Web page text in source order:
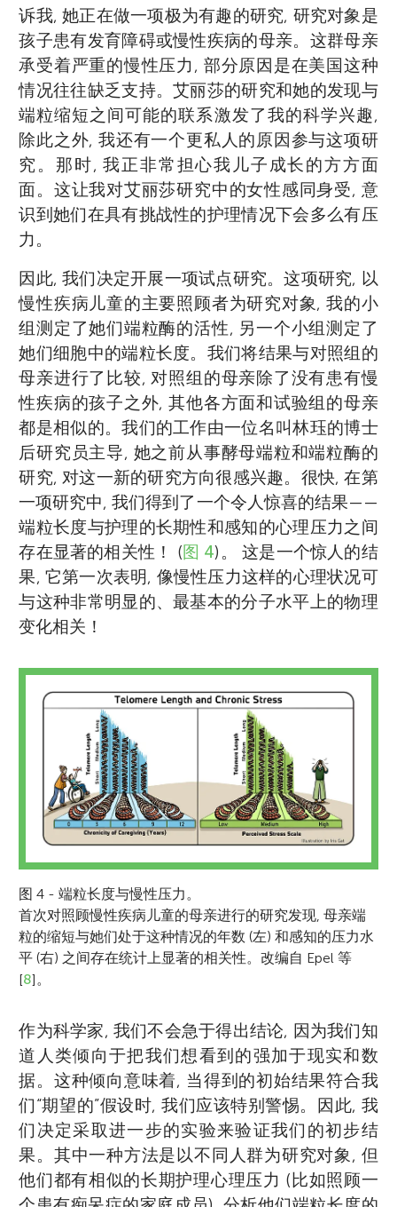
诉我, 她正在做一项极为有趣的研究, 研究对象是
孩子患有发育障碍或慢性疾病的母亲。这群母亲
承受着严重的慢性压力, 部分原因是在美国这种
情况往往缺乏支持。艾丽莎的研究和她的发现与
端粒缩短之间可能的联系激发了我的科学兴趣,
除此之外, 我还有一个更私人的原因参与这项研
究。那时, 我正非常担心我儿子成长的方方面
面。这让我对艾丽莎研究中的女性感同身受, 意
识到她们在具有挑战性的护理情况下会多么有压
力。
因此, 我们决定开展一项试点研究。这项研究, 以
慢性疾病儿童的主要照顾者为研究对象, 我的小
组测定了她们端粒酶的活性, 另一个小组测定了
她们细胞中的端粒长度。我们将结果与对照组的
母亲进行了比较, 对照组的母亲除了没有患有慢
性疾病的孩子之外, 其他各方面和试验组的母亲
都是相似的。我们的工作由一位名叫林珏的博士
后研究员主导, 她之前从事酵母端粒和端粒酶的
研究, 对这一新的研究方向很感兴趣。很快, 在第
一项研究中, 我们得到了一个令人惊喜的结果——
端粒长度与护理的长期性和感知的心理压力之间
存在显著的相关性！ (图 4)。 这是一个惊人的结
果, 它第一次表明, 像慢性压力这样的心理状况可
与这种非常明显的、最基本的分子水平上的物理
变化相关！
图 4 - 端粒长度与慢性压力。
首次对照顾慢性疾病儿童的母亲进行的研究发现, 母亲端
粒的缩短与她们处于这种情况的年数 (左) 和感知的压力水
平 (右) 之间存在统计上显著的相关性。改编自 Epel 等
[8]。
作为科学家, 我们不会急于得出结论, 因为我们知
道人类倾向于把我们想看到的强加于现实和数
据。这种倾向意味着, 当得到的初始结果符合我
们“期望的”假设时, 我们应该特别警惕。因此, 我
们决定采取进一步的实验来验证我们的初步结
果。其中一种方法是以不同人群为研究对象, 但
他们都有相似的长期护理心理压力 (比如照顾一